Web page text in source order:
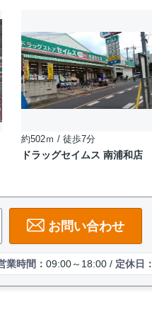
約502ｍ / 徒歩7分
ドラッグセイムス 南浦和店
お問い合わせ
業時間： 09:00～18:00 / 定休日：